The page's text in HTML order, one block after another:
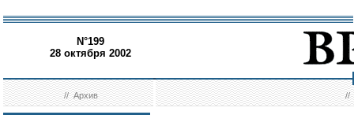
N°199
28 октября 2002
//Архив //